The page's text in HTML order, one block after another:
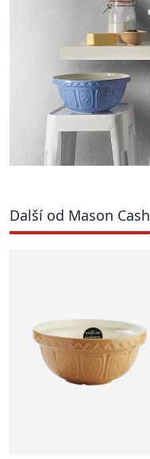
Další od Mason Cash